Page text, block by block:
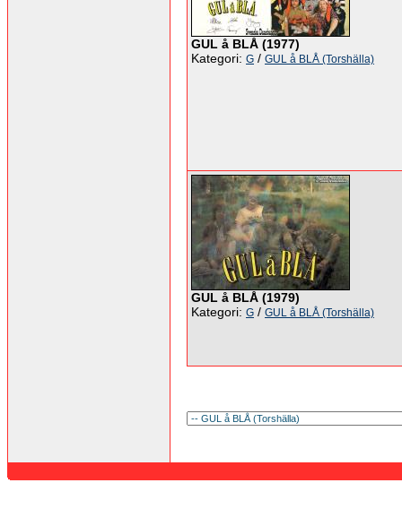
GUL å BLÅ (1977)
Kategori: G / GUL å BLÅ (Torshälla)
GUL å BLÅ (1979)
Kategori: G / GUL å BLÅ (Torshälla)